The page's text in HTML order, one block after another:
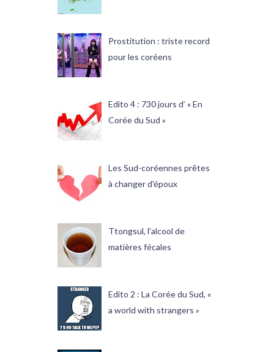
Prostitution : triste record
pour les coréens
Edito 4 : 730 jours d’ « En
Corée du Sud »
Les Sud-coréennes prêtes
à changer d'époux
Ttongsul, l'alcool de
matières fécales
Edito 2 : La Corée du Sud, «
a world with strangers »